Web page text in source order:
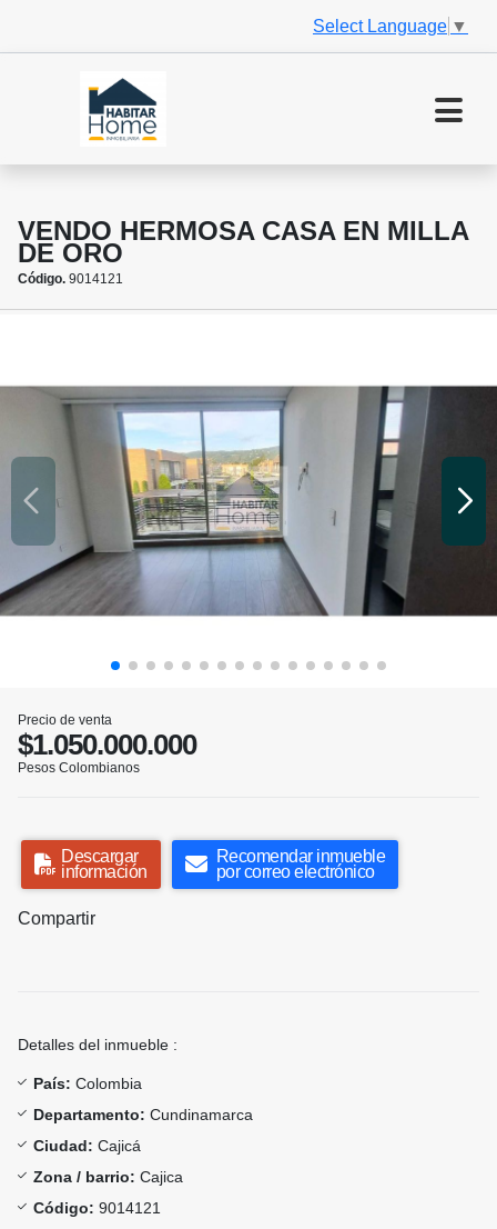
Select Language ▼
VENDO HERMOSA CASA EN MILLA
DE ORO
Código. 9014121
Precio de venta
$1.050.000.000
Pesos Colombianos
Descargar
información
Recomendar inmueble
por correo electrónico
Compartir
Detalles del inmueble :
País: Colombia
Departamento: Cundinamarca
Ciudad: Cajicá
Zona / barrio: Cajica
Código: 9014121